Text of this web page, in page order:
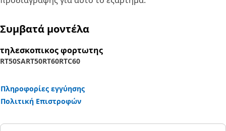
Συμβατά μοντέλα
τηλεσκοπικος φορτωτης
RT50SART50RT60RTC60
Πληροφορίες εγγύησης
Πολιτική Επιστροφών